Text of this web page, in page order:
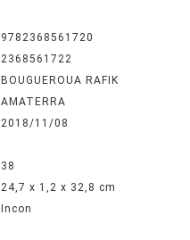
9782368561720
2368561722
BOUGUEROUA RAFIK
AMATERRA
2018/11/08
38
24,7 x 1,2 x 32,8 cm
Incon